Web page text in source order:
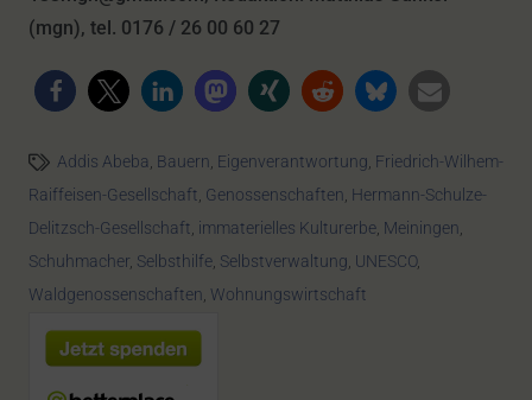
(mgn), tel. 0176 / 26 00 60 27
Addis Abeba, Bauern, Eigenverantwortung, Friedrich-Wilhem-
Raiffeisen-Gesellschaft, Genossenschaften, Hermann-Schulze-
Delitzsch-Gesellschaft, immaterielles Kulturerbe, Meiningen,
Schuhmacher, Selbsthilfe, Selbstverwaltung, UNESCO,
Waldgenossenschaften, Wohnungswirtschaft